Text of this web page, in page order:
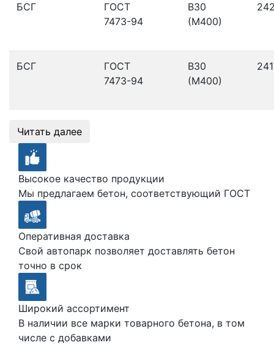
БСГ
ГОСТ
7473-94
В30
(М400)
БСГ
ГОСТ
7473-94
В30
(М400)
Читать далее
Высокое качество продукции
Мы предлагаем бетон, соответствующий ГОСТ
Оперативная доставка
Свой автопарк позволяет доставлять бетон
точно в срок
Широкий ассортимент
В наличии все марки товарного бетона, в том
числе с добавками